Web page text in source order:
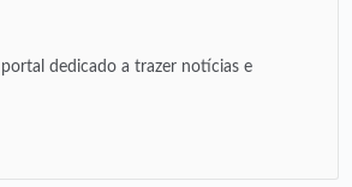
dedicado a trazer notícias e